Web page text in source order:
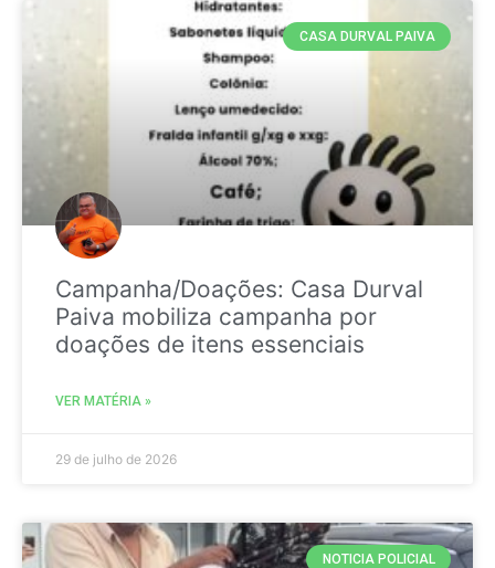
CASA DURVAL PAIVA
Campanha/Doações: Casa Durval
Paiva mobiliza campanha por
doações de itens essenciais
VER MATÉRIA »
29 de julho de 2026
NOTICIA POLICIAL